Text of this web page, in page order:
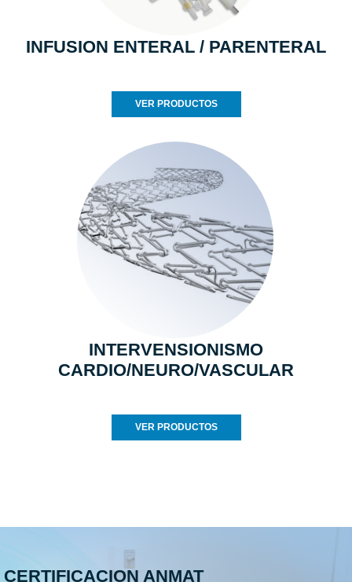
INFUSION ENTERAL / PARENTERAL
VER PRODUCTOS
INTERVENSIONISMO
CARDIO/NEURO/VASCULAR
VER PRODUCTOS
CERTIFICACION ANMAT